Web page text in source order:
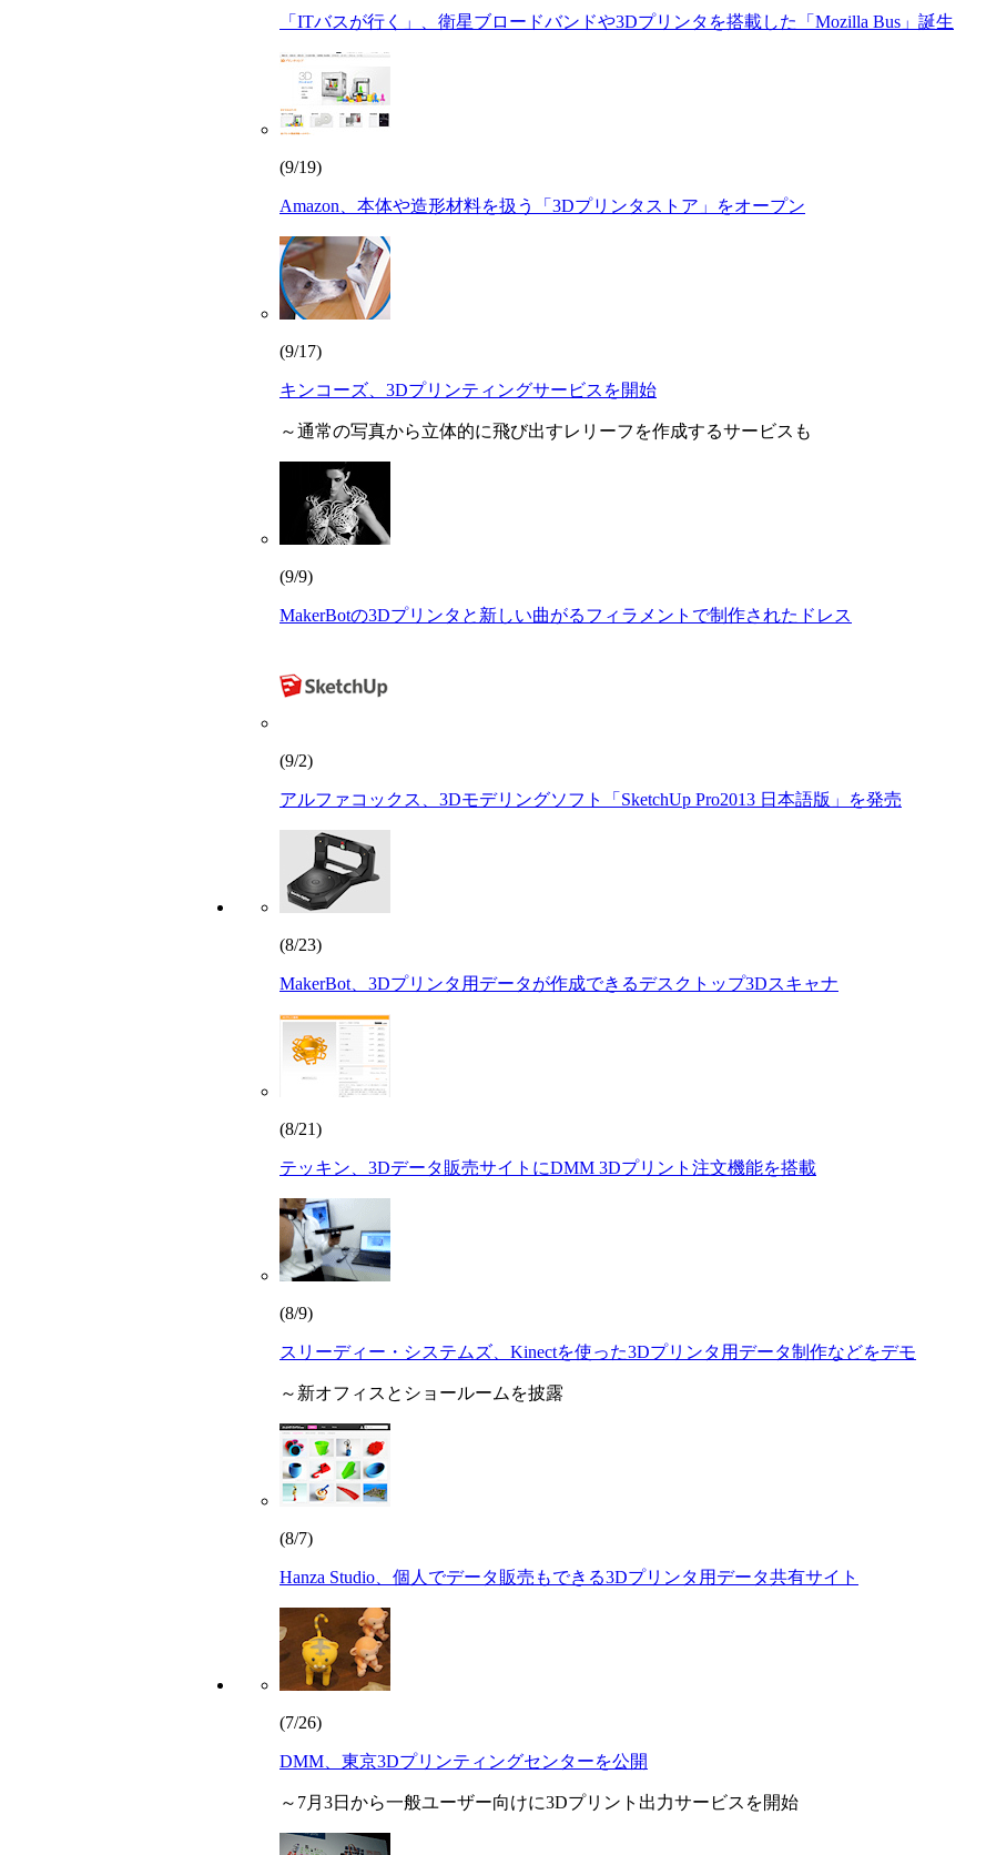
「ITバスが行く」、衛星ブロードバンドや3Dプリンタを搭載した「Mozilla Bus」誕生
(9/19)
Amazon、本体や造形材料を扱う「3Dプリンタストア」をオープン
(9/17)
キンコーズ、3Dプリンティングサービスを開始
～通常の写真から立体的に飛び出すレリーフを作成するサービスも
(9/9)
MakerBotの3Dプリンタと新しい曲がるフィラメントで制作されたドレス
(9/2)
アルファコックス、3Dモデリングソフト「SketchUp Pro2013 日本語版」を発売
(8/23)
MakerBot、3Dプリンタ用データが作成できるデスクトップ3Dスキャナ
(8/21)
テッキン、3Dデータ販売サイトにDMM 3Dプリント注文機能を搭載
(8/9)
スリーディー・システムズ、Kinectを使った3Dプリンタ用データ制作などをデモ
～新オフィスとショールームを披露
(8/7)
Hanza Studio、個人でデータ販売もできる3Dプリンタ用データ共有サイト
(7/26)
DMM、東京3Dプリンティングセンターを公開
～7月3日から一般ユーザー向けに3Dプリント出力サービスを開始